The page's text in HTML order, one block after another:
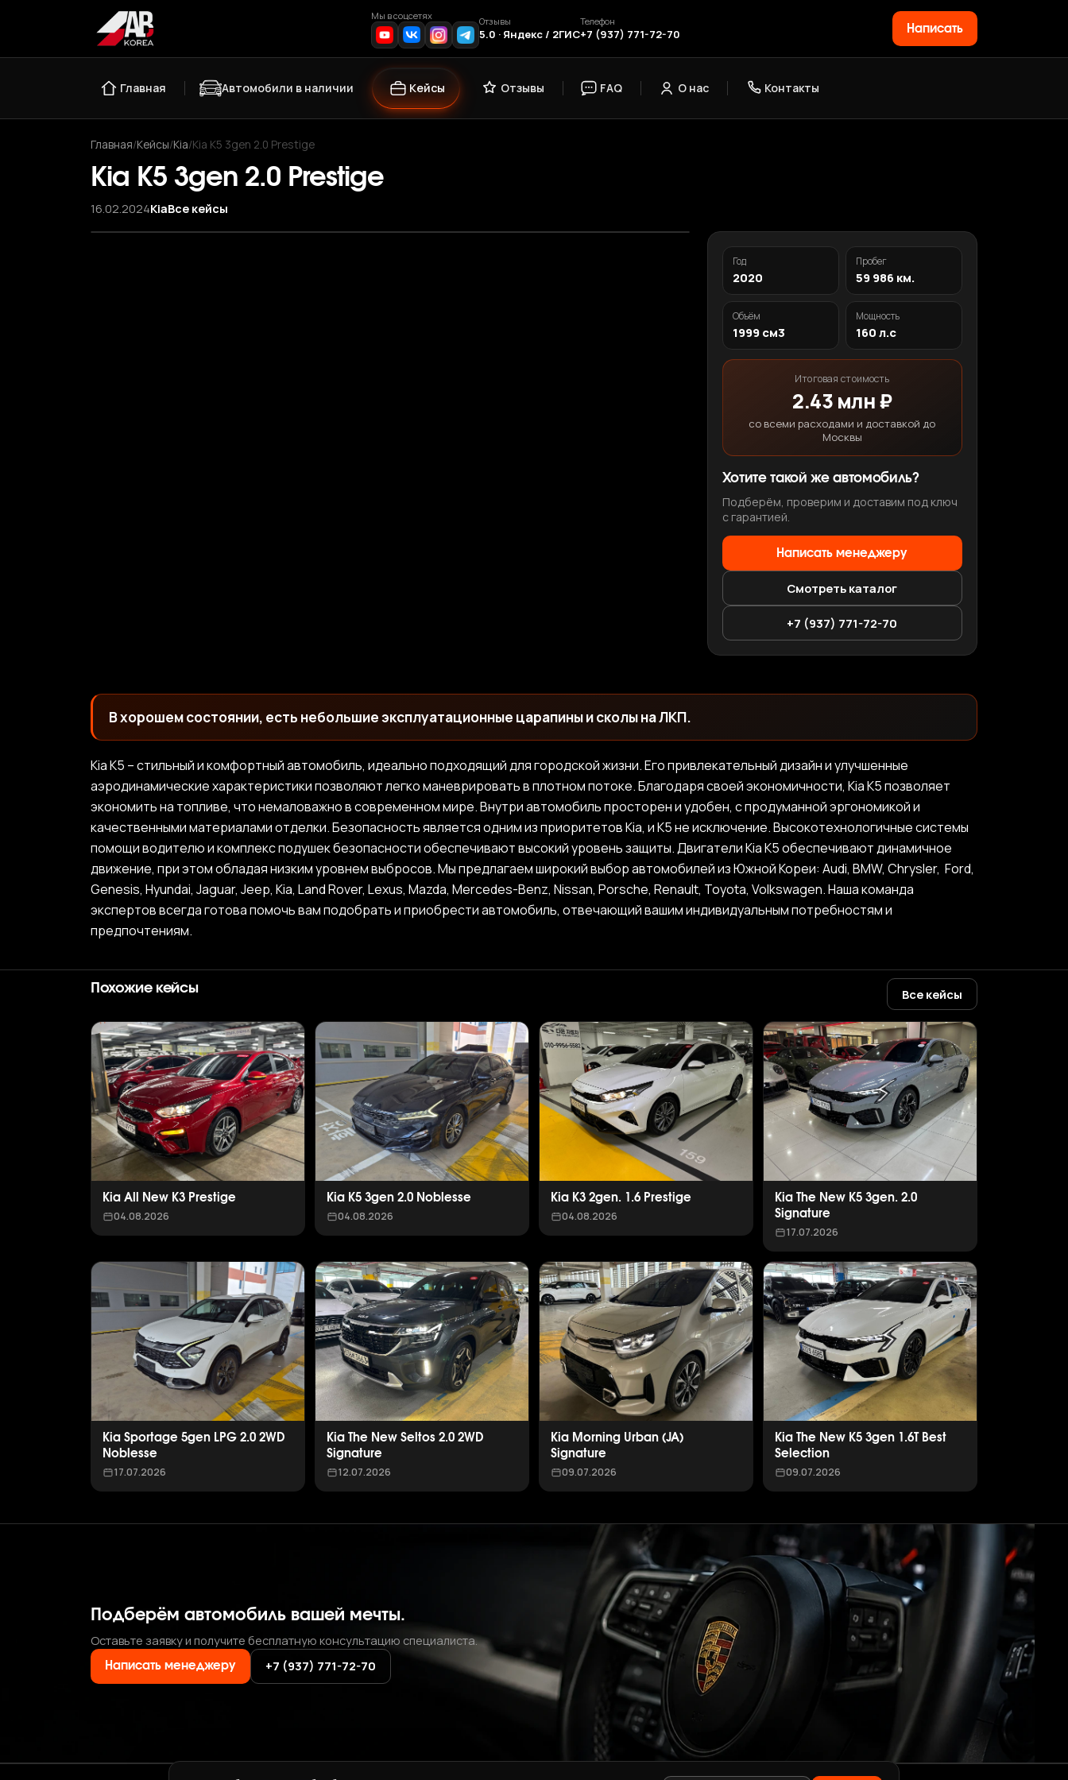
Мы в соцсетях Отзывы
5.0 · Яндекс / 2ГИС
Телефон
+7 (937) 771-72-70 Написать
Главная Автомобили в наличии Кейсы Отзывы FAQ О нас Контакты
Главная/Кейсы/Kia/Kia K5 3gen 2.0 Prestige
Kia K5 3gen 2.0 Prestige
16.02.2024KiaВсе кейсы
Год
2020
Пробег
59 986 км.
Объём
1999 см3
Мощность
160 л.с
Итоговая стоимость
2.43 млн ₽
со всеми расходами и доставкой до
Москвы
Хотите такой же автомобиль?
Подберём, проверим и доставим под ключ
с гарантией.
Написать менеджеру
Смотреть каталог
+7 (937) 771-72-70
В хорошем состоянии, есть небольшие эксплуатационные царапины и сколы на ЛКП.
Kia K5 – стильный и комфортный автомобиль, идеально подходящий для городской жизни. Его привлекательный дизайн и улучшенные
аэродинамические характеристики позволяют легко маневрировать в плотном потоке. Благодаря своей экономичности, Kia K5 позволяет
экономить на топливе, что немаловажно в современном мире. Внутри автомобиль просторен и удобен, с продуманной эргономикой и
качественными материалами отделки. Безопасность является одним из приоритетов Kia, и K5 не исключение. Высокотехнологичные системы
помощи водителю и комплекс подушек безопасности обеспечивают высокий уровень защиты. Двигатели Kia K5 обеспечивают динамичное
движение, при этом обладая низким уровнем выбросов. Мы предлагаем широкий выбор автомобилей из Южной Кореи: Audi, BMW, Chrysler, Ford,
Genesis, Hyundai, Jaguar, Jeep, Kia, Land Rover, Lexus, Mazda, Mercedes-Benz, Nissan, Porsche, Renault, Toyota, Volkswagen. Наша команда
экспертов всегда готова помочь вам подобрать и приобрести автомобиль, отвечающий вашим индивидуальным потребностям и
предпочтениям.
Похожие кейсы Все кейсы
Kia All New K3 Prestige
04.08.2026
Kia K5 3gen 2.0 Noblesse
04.08.2026
Kia K3 2gen. 1.6 Prestige
04.08.2026
Kia The New K5 3gen. 2.0
Signature
17.07.2026
Kia Sportage 5gen LPG 2.0 2WD
Noblesse
17.07.2026
Kia The New Seltos 2.0 2WD
Signature
12.07.2026
Kia Morning Urban (JA)
Signature
09.07.2026
Kia The New K5 3gen 1.6T Best
Selection
09.07.2026
Подберём автомобиль вашей мечты.
Оставьте заявку и получите бесплатную консультацию специалиста.
Написать менеджеру +7 (937) 771-72-70